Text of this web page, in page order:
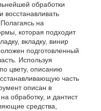
обработки
восстанавливать
на
которая подходит
вкладку, винир
подготовленный
Используя
цвету, описанию
часть
описан в
обработку, и дантист
средства,